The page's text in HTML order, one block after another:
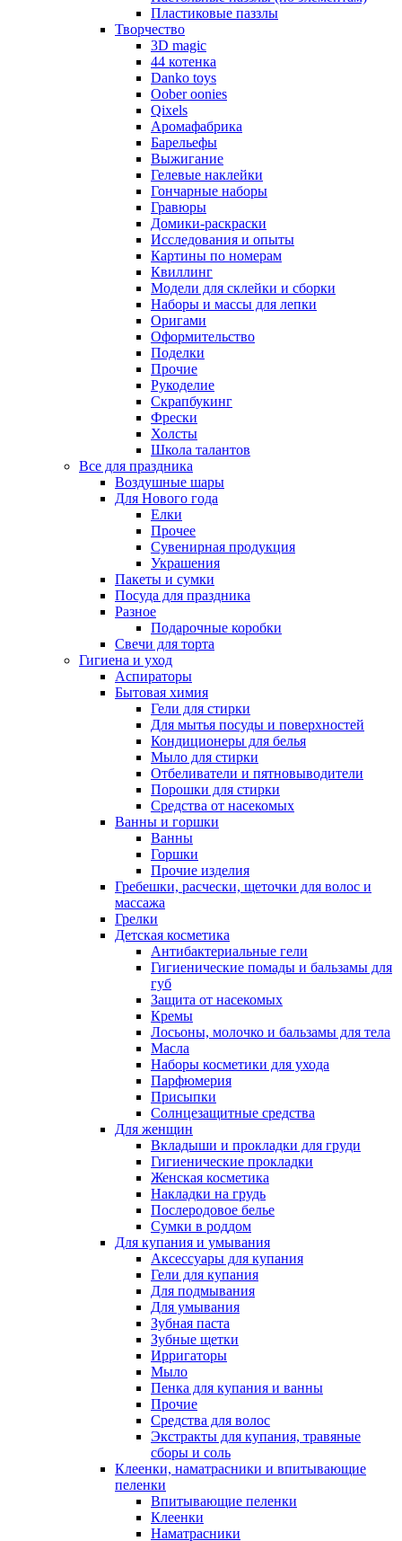
Пластиковые паззлы
Творчество
3D magic
44 котенка
Danko toys
Oober oonies
Qixels
Аромафабрика
Барельефы
Выжигание
Гелевые наклейки
Гончарные наборы
Гравюры
Домики-раскраски
Исследования и опыты
Картины по номерам
Квиллинг
Модели для склейки и сборки
Наборы и массы для лепки
Оригами
Оформительство
Поделки
Прочие
Рукоделие
Скрапбукинг
Фрески
Холсты
Школа талантов
Все для праздника
Воздушные шары
Для Нового года
Елки
Прочее
Сувенирная продукция
Украшения
Пакеты и сумки
Посуда для праздника
Разное
Подарочные коробки
Свечи для торта
Гигиена и уход
Аспираторы
Бытовая химия
Гели для стирки
Для мытья посуды и поверхностей
Кондиционеры для белья
Мыло для стирки
Отбеливатели и пятновыводители
Порошки для стирки
Средства от насекомых
Ванны и горшки
Ванны
Горшки
Прочие изделия
Гребешки, расчески, щеточки для волос и
массажа
Грелки
Детская косметика
Антибактериальные гели
Гигиенические помады и бальзамы для
губ
Защита от насекомых
Кремы
Лосьоны, молочко и бальзамы для тела
Масла
Наборы косметики для ухода
Парфюмерия
Присыпки
Солнцезащитные средства
Для женщин
Вкладыши и прокладки для груди
Гигиенические прокладки
Женская косметика
Накладки на грудь
Послеродовое белье
Сумки в роддом
Для купания и умывания
Аксессуары для купания
Гели для купания
Для подмывания
Для умывания
Зубная паста
Зубные щетки
Ирригаторы
Мыло
Пенка для купания и ванны
Прочие
Средства для волос
Экстракты для купания, травяные
сборы и соль
Клеенки, наматрасники и впитывающие
пеленки
Впитывающие пеленки
Клеенки
Наматрасники